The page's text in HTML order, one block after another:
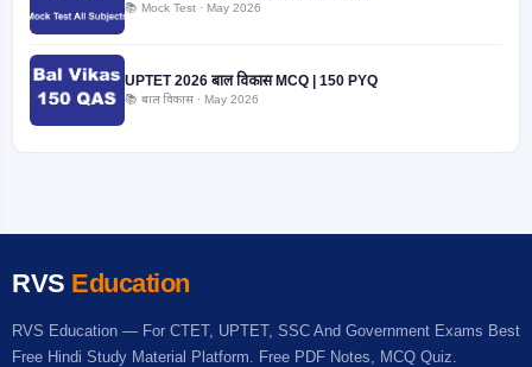
📚 Mock Test · May 2026
UPTET 2026 बाल विकास MCQ | 150 PYQ
📚 बाल विकास · May 2026
RVS Education
RVS Education — For CTET, UPTET, SSC And Government Exams Best
Free Hindi Study Material Platform. Free PDF Notes, MCQ Quiz.